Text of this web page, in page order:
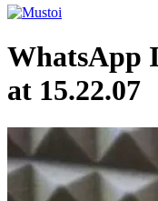
WhatsApp
at 15.22.07